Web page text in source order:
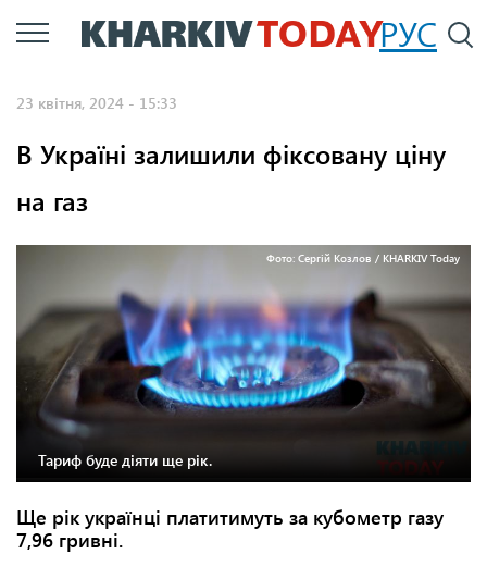
Перейти
до
РУС
23 квітня, 2024 - 15:33
В Україні залишили фіксовану ціну
на газ
Фото: Сергій Козлов / KHARKIV Today
Тариф буде діяти ще рік.
Ще рік українці платитимуть за кубометр газу
7,96 гривні.